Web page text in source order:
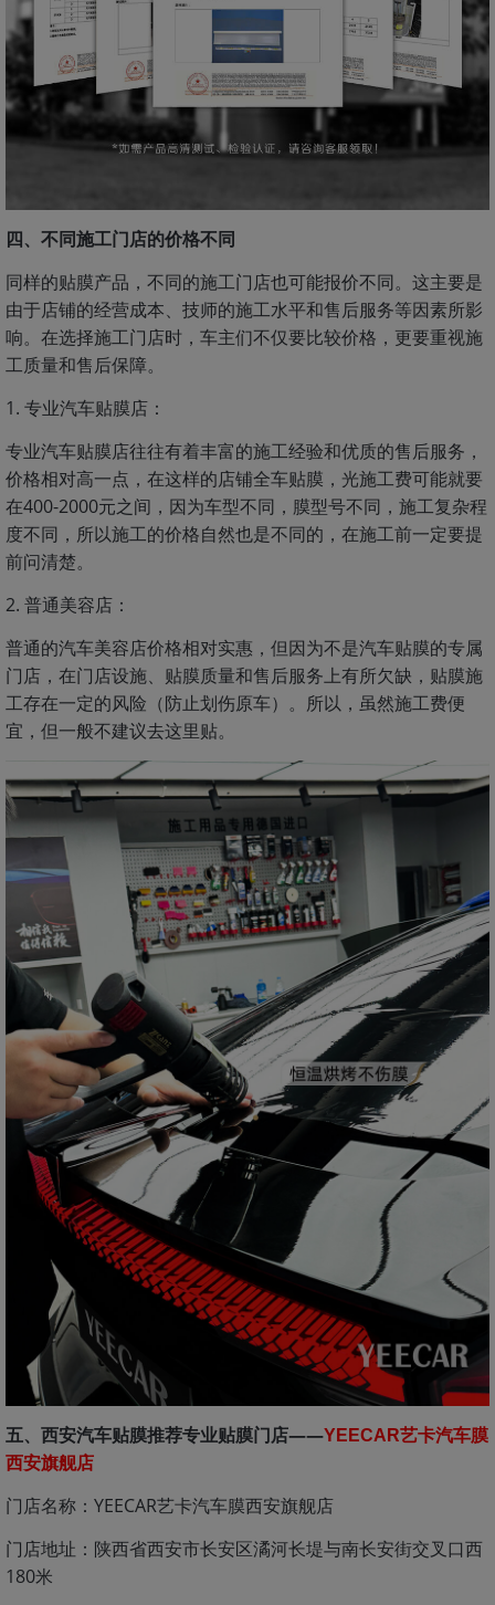
四、不同施工门店的价格不同
同样的贴膜产品，不同的施工门店也可能报价不同。这主要是
由于店铺的经营成本、技师的施工水平和售后服务等因素所影
响。在选择施工门店时，车主们不仅要比较价格，更要重视施
工质量和售后保障。
1. 专业汽车贴膜店：
专业汽车贴膜店往往有着丰富的施工经验和优质的售后服务，
价格相对高一点，在这样的店铺全车贴膜，光施工费可能就要
在400-2000元之间，因为车型不同，膜型号不同，施工复杂程
度不同，所以施工的价格自然也是不同的，在施工前一定要提
前问清楚。
2. 普通美容店：
普通的汽车美容店价格相对实惠，但因为不是汽车贴膜的专属
门店，在门店设施、贴膜质量和售后服务上有所欠缺，贴膜施
工存在一定的风险（防止划伤原车）。所以，虽然施工费便
宜，但一般不建议去这里贴。
五、西安汽车贴膜推荐专业贴膜门店——YEECAR艺卡汽车膜
西安旗舰店
门店名称：YEECAR艺卡汽车膜西安旗舰店
门店地址：陕西省西安市长安区潏河长堤与南长安街交叉口西
180米